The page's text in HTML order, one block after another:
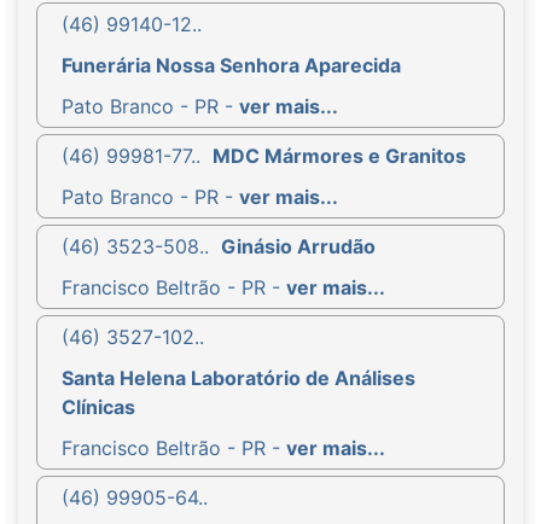
(46) 99140-12..
Funerária Nossa Senhora Aparecida
Pato Branco - PR - ver mais...
(46) 99981-77.. MDC Mármores e Granitos
Pato Branco - PR - ver mais...
(46) 3523-508.. Ginásio Arrudão
Francisco Beltrão - PR - ver mais...
(46) 3527-102..
Santa Helena Laboratório de Análises
Clínicas
Francisco Beltrão - PR - ver mais...
(46) 99905-64..